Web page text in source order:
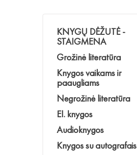
KNYGŲ DĖŽUTĖ -
STAIGMENA
Grožinė literatūra
Knygos vaikams ir
paaugliams
Negrožinė literatūra
El. knygos
Audioknygos
Knygos su autografais